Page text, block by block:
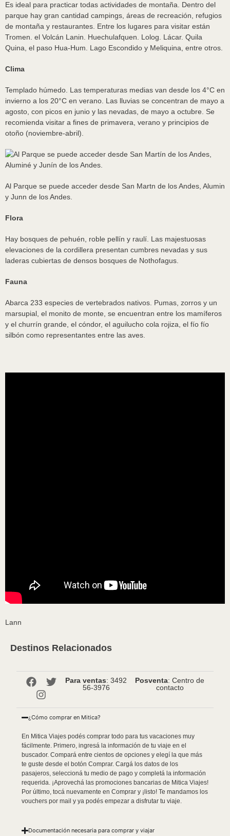
Es ideal para practicar todas actividades de montaña. Dentro del
parque hay gran cantidad campings, áreas de recreación, refugios
de montaña y restaurantes. Entre los lugares para visitar están
Tromen. el Volcán Lanin. Huechulafquen. Lolog. Lácar. Quila
Quina, el paso Hua-Hum. Lago Escondido y Meliquina, entre otros.
Clima
Templado húmedo. Las temperaturas medias van desde los 4°C en
invierno a los 20°C en verano. Las lluvias se concentran de mayo a
agosto, con picos en junio y las nevadas, de mayo a octubre. Se
recomienda visitar a fines de primavera, verano y principios de
otoño (noviembre-abril).
Al Parque se puede acceder desde San Martn de los Andes, Alumin
y Junn de los Andes.
Flora
Hay bosques de pehuén, roble pellín y raulí. Las majestuosas
elevaciones de la cordillera presentan cumbres nevadas y sus
laderas cubiertas de densos bosques de Nothofagus.
Fauna
Abarca 233 especies de vertebrados nativos. Pumas, zorros y un
marsupial, el monito de monte, se encuentran entre los mamíferos
y el churrín grande, el cóndor, el aguilucho cola rojiza, el fío fío
silbón como representantes entre las aves.
Lann
Destinos Relacionados
Para ventas: 3492
56-3976
Posventa: Centro de
contacto
¿Cómo comprar en Mitica?
En Mitica Viajes podés comprar todo para tus vacaciones muy
fácilmente. Primero, ingresá la información de tu viaje en el
buscador. Compará entre cientos de opciones y elegí la que más
te guste desde el botón Comprar. Cargá los datos de los
pasajeros, seleccioná tu medio de pago y completá la información
requerida. ¡Aprovechá las promociones bancarias de Mitica Viajes!
Por último, tocá nuevamente en Comprar y ¡listo! Te mandamos los
vouchers por mail y ya podés empezar a disfrutar tu viaje.
Documentación necesaria para comprar y viajar